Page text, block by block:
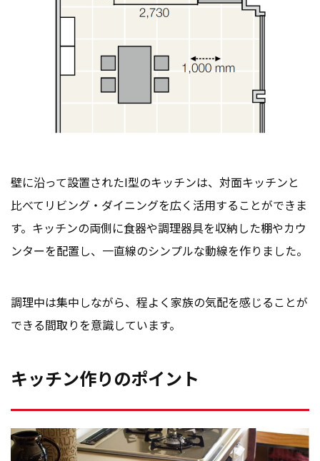
壁に沿って設置されたI型のキッチンは、対面キッチンと
比べてリビング・ダイニングを広く活用することができま
す。キッチンの両側に食器や調理器具を収納した棚やカウ
ンターを配置し、一直線のシンプルな動線を作りました。
調理中は集中しながら、程よく家族の気配を感じることが
できる間取りを意識しています。
キッチン作りのポイント